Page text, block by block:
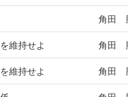
角田
維持せよ 角田
維持せよ 角田